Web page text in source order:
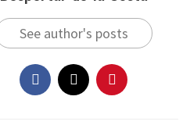
See author's posts